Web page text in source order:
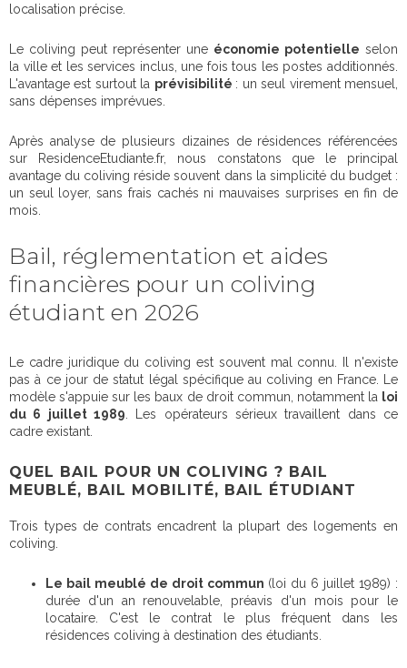
localisation précise.
Le coliving peut représenter une économie potentielle selon
la ville et les services inclus, une fois tous les postes additionnés.
L'avantage est surtout la prévisibilité : un seul virement mensuel,
sans dépenses imprévues.
Après analyse de plusieurs dizaines de résidences référencées
sur ResidenceEtudiante.fr, nous constatons que le principal
avantage du coliving réside souvent dans la simplicité du budget :
un seul loyer, sans frais cachés ni mauvaises surprises en fin de
mois.
Bail, réglementation et aides
financières pour un coliving
étudiant en 2026
Le cadre juridique du coliving est souvent mal connu. Il n'existe
pas à ce jour de statut légal spécifique au coliving en France. Le
modèle s'appuie sur les baux de droit commun, notamment la loi
du 6 juillet 1989 . Les opérateurs sérieux travaillent dans ce
cadre existant.
QUEL BAIL POUR UN COLIVING ? BAIL
MEUBLÉ, BAIL MOBILITÉ, BAIL ÉTUDIANT
Trois types de contrats encadrent la plupart des logements en
coliving.
Le bail meublé de droit commun (loi du 6 juillet 1989) :
durée d'un an renouvelable, préavis d'un mois pour le
locataire. C'est le contrat le plus fréquent dans les
résidences coliving à destination des étudiants.